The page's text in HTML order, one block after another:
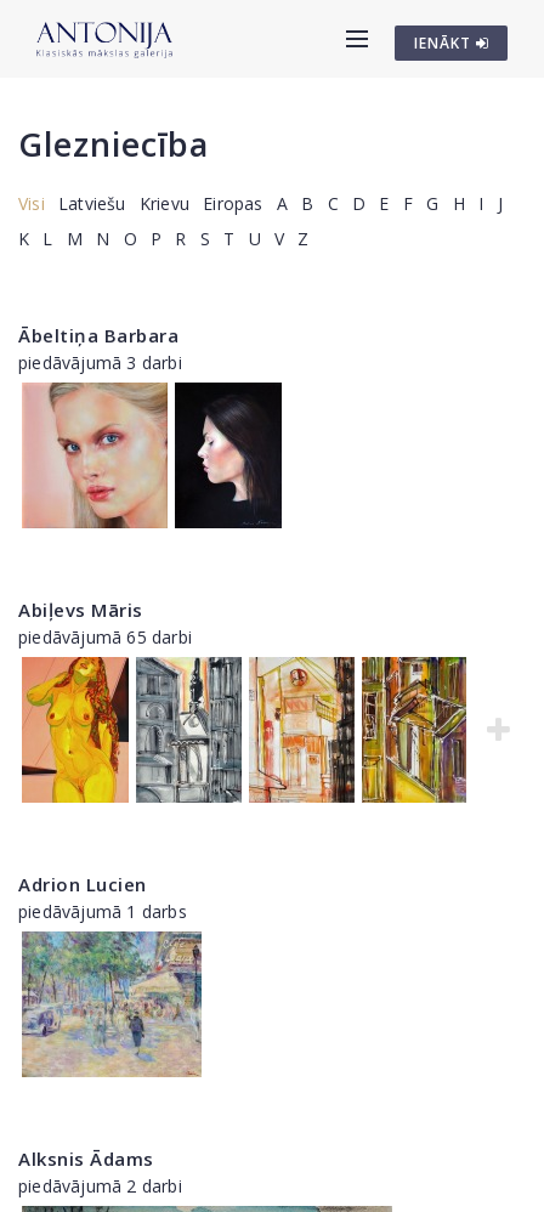
IENĀKT
Glezniecība
Visi Latviešu Krievu Eiropas A B C D E F G H I
J
K
L M N O P R S T U V Z
Ābeltiņa Barbara
piedāvājumā 3 darbi
Abiļevs Māris
piedāvājumā 65 darbi
Adrion Lucien
piedāvājumā 1 darbs
Alksnis Ādams
piedāvājumā 2 darbi